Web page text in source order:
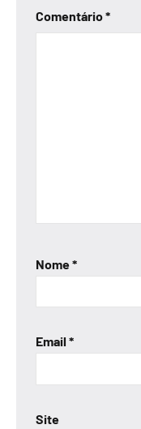
Comentário*
Nome*
Email *
Site